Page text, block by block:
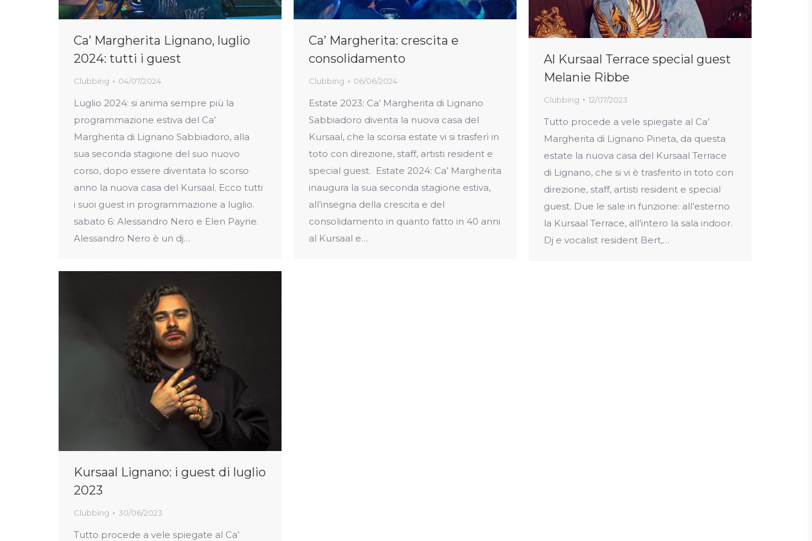
Ca’ Margherita Lignano, luglio
2024: tutti i guest
Clubbing 04/07/2024
Luglio 2024: si anima sempre più la
programmazione estiva del Ca’
Margherita di Lignano Sabbiadoro, alla
sua seconda stagione del suo nuovo
corso, dopo essere diventata lo scorso
anno la nuova casa del Kursaal. Ecco tutti
i suoi guest in programmazione a luglio.
sabato 6: Alessandro Nero e Elen Payne.
Alessandro Nero è un dj…
Ca’ Margherita: crescita e
consolidamento
Clubbing 06/06/2024
Estate 2023: Ca’ Margherita di Lignano
Sabbiadoro diventa la nuova casa del
Kursaal, che la scorsa estate vi si trasferì in
toto con direzione, staff, artisti resident e
special guest. Estate 2024: Ca’ Margherita
inaugura la sua seconda stagione estiva,
all’insegna della crescita e del
consolidamento in quanto fatto in 40 anni
al Kursaal e…
Al Kursaal Terrace special guest
Melanie Ribbe
Clubbing 12/07/2023
Tutto procede a vele spiegate al Ca’
Margherita di Lignano Pineta, da questa
estate la nuova casa del Kursaal Terrace
di Lignano, che si vi è trasferito in toto con
direzione, staff, artisti resident e special
guest. Due le sale in funzione: all’esterno
la Kursaal Terrace, all’intero la sala indoor.
Dj e vocalist resident Bert,…
Kursaal Lignano: i guest di luglio
2023
Clubbing 30/06/2023
Tutto procede a vele spiegate al Ca’